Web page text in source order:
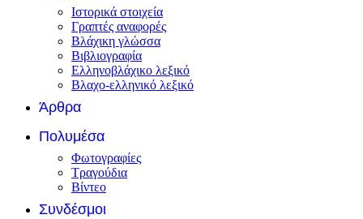
Ιστορικά στοιχεία
Γραπτές αναφορές
Βλάχικη γλώσσα
Βιβλιογραφία
Ελληνοβλάχικο λεξικό
Βλαχο-ελληνικό λεξικό
Άρθρα
Πολυμέσα
Φωτογραφίες
Τραγούδια
Βίντεο
Συνδέσμοι